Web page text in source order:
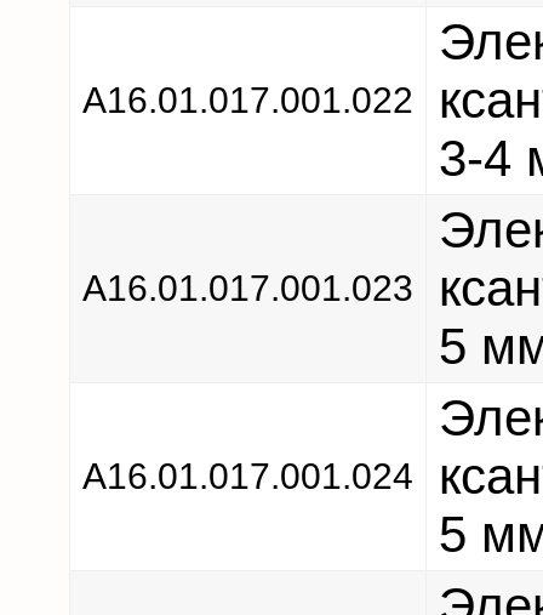
А16.01.017.001.022
3-4
А16.01.017.001.023
5
А16.01.017.001.024
5